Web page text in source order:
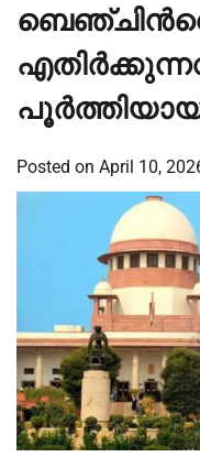
ബെഞ്ചിന്‍റെ
Posted on April 10,